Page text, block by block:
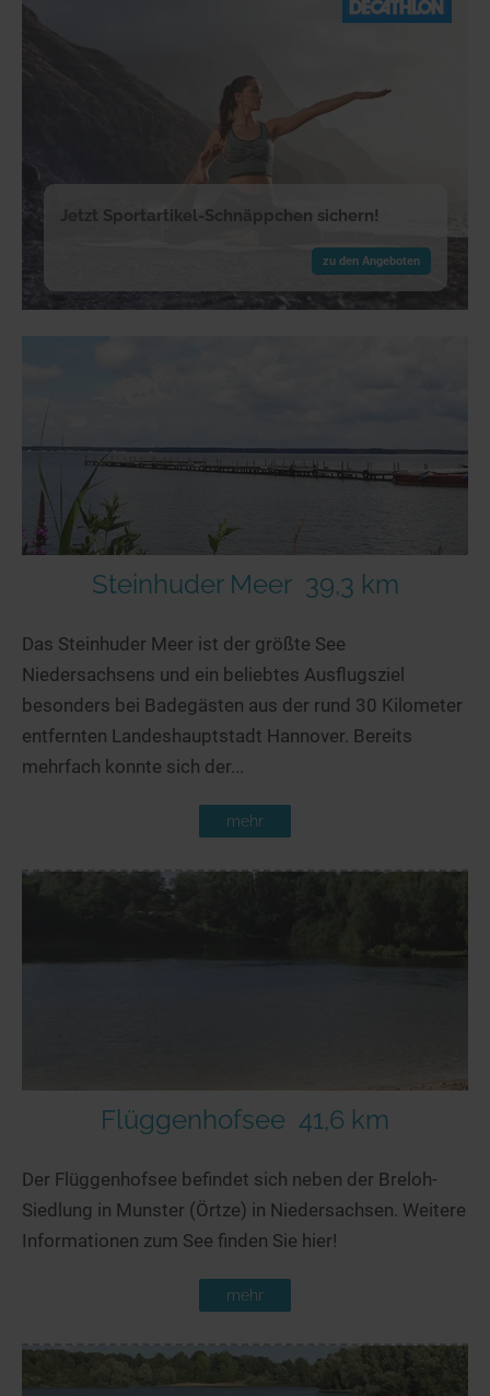
Jetzt Sportartikel-Schnäppchen sichern!
zu den Angeboten
Steinhuder Meer 39,3 km
Das Steinhuder Meer ist der größte See
Niedersachsens und ein beliebtes Ausflugsziel
besonders bei Badegästen aus der rund 30 Kilometer
entfernten Landeshauptstadt Hannover. Bereits
mehrfach konnte sich der...
mehr
Flüggenhofsee 41,6 km
Der Flüggenhofsee befindet sich neben der Breloh-
Siedlung in Munster (Örtze) in Niedersachsen. Weitere
Informationen zum See finden Sie hier!
mehr